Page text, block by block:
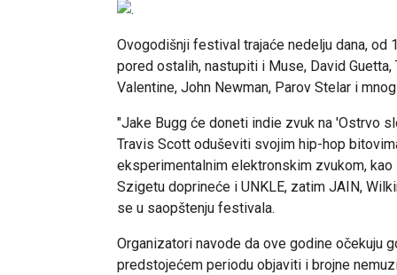
Ovogodišnji festival trajaće nedelju dana, od
pored ostalih, nastupiti i Muse, David
Valentine, John Newman, Parov Stelar i
"Jake Bugg će doneti indie zvuk na 'Ostrvo
Travis Scott oduševiti svojim hip-hop
eksperimentalnim elektronskim zvukom,
Szigetu doprineće i UNKLE, zatim JAIN,
se u saopštenju festivala.
Organizatori navode da ove godine očekuju
predstojećem periodu objaviti i brojne